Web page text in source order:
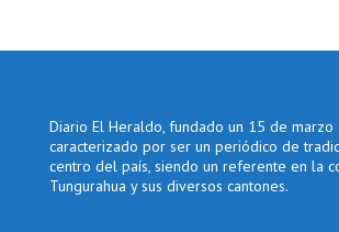
Diario El Heraldo, fundado un 15 de marzo
caracterizado por ser un periódico de
centro del país, siendo un referente en la
Tungurahua y sus diversos cantones.